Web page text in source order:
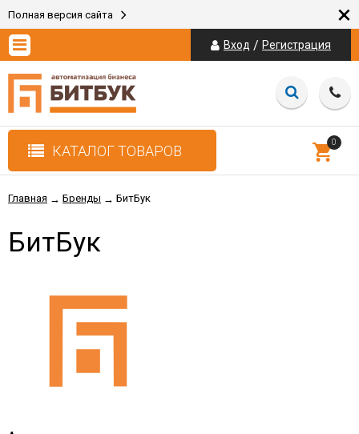
Полная версия сайта ×
Вход / Регистрация
КАТАЛОГ ТОВАРОВ
0
Главная → Бренды → БитБук
БитБук